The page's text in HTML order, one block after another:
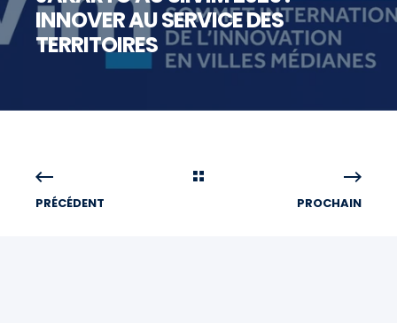
INNOVER AU SERVICE DES
TERRITOIRES
PRÉCÉDENT PROCHAIN